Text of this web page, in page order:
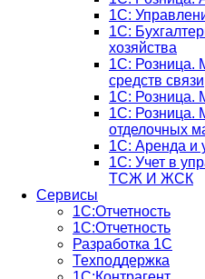
1С:
1С:
хозяйства
1С: Розница.
средств связи
1С: Розница.
1С: Розница.
отделочных
1С: Аренда и
1C: Учет в
ТСЖ И ЖСК
Сервисы
1С:Отчетность
1С:Отчетность
Разработка 1С
Техподдержка